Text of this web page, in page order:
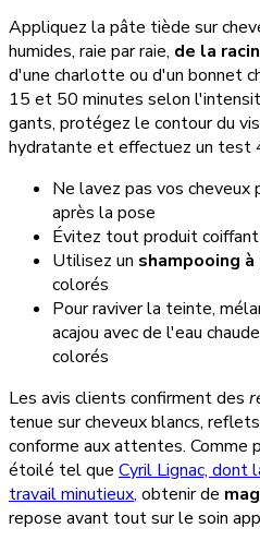
Appliquez la pâte tiède sur
humides, raie par raie, de la
d'une charlotte ou d'un bonnet
15 et 50 minutes selon
gants, protégez le contour du
hydratante et effectuez un test
Ne lavez pas vos cheveux
après la pose
Évitez tout produit
Utilisez un shampooing à
colorés
Pour raviver la teinte,
acajou avec de l'eau
colorés
Les avis clients confirment des
tenue sur cheveux blancs,
conforme aux attentes. Comme
étoilé tel que Cyril Lignac, dont
travail minutieux, obtenir de
repose avant tout sur le soin